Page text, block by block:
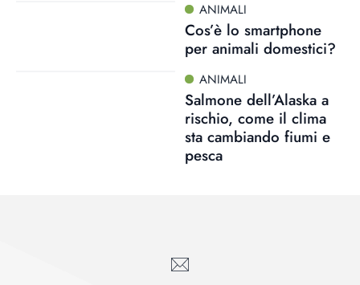
ANIMALI
Cos’è lo smartphone
per animali domestici?
ANIMALI
Salmone dell’Alaska a
rischio, come il clima
sta cambiando fiumi e
pesca